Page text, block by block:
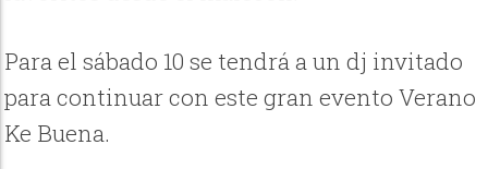
Para el sábado 10 se tendrá a un dj invitado
para continuar con este gran evento Verano
Ke Buena.